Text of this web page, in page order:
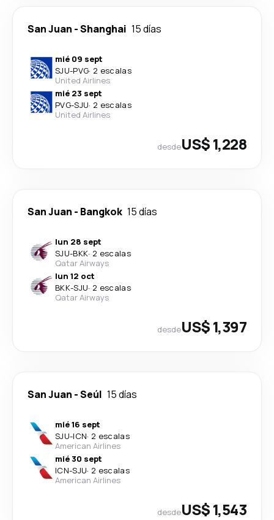
San Juan -Shanghai 15 días
mié 09 sept
SJU-PVG· 2 escalas
United Airlines
mié 23 sept
PVG-SJU· 2 escalas
United Airlines
desdeUS$ 1,228
San Juan - Bangkok 15 días
lun 28 sept
SJU-BKK· 2 escalas
Qatar Airways
lun 12 oct
BKK-SJU· 2 escalas
Qatar Airways
desdeUS$ 1,397
San Juan -Seúl 15 días
mié 16 sept
SJU-ICN· 2 escalas
American Airlines
mié 30 sept
ICN-SJU· 2 escalas
American Airlines
desdeUS$ 1,543